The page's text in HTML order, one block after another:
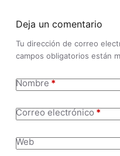
Deja un comentario
Tu dirección de correo
campos obligatorios están
Nombre*
Correo electrónico*
Web